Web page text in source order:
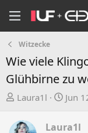
Witzecke
Wie viele
Glühbirne zu
T
r
Laura1l
S
Jun
Laura1l